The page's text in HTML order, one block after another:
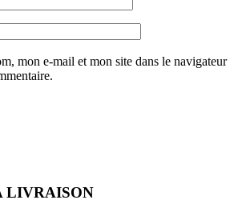
mon e-mail et mon site dans le navigateur
LIVRAISON